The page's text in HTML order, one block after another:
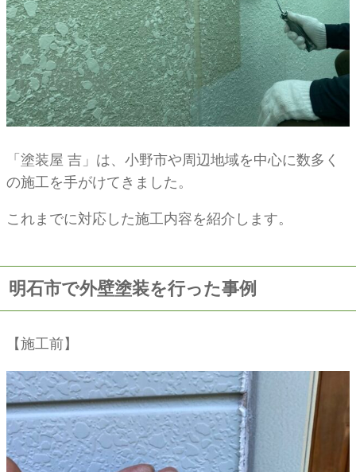
「塗装屋 吉」は、小野市や周辺地域を中心に数多く
の施工を手がけてきました。
これまでに対応した施工内容を紹介します。
明石市で外壁塗装を行った事例
【施工前】